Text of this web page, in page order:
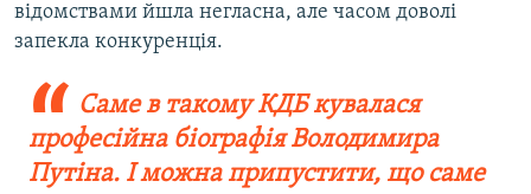
відомствами йшла негласна, але часом доволі
запекла конкуренція.
Саме в такому КДБ кувалася
професійна біографія Володимира
Путіна. І можна припустити, що саме